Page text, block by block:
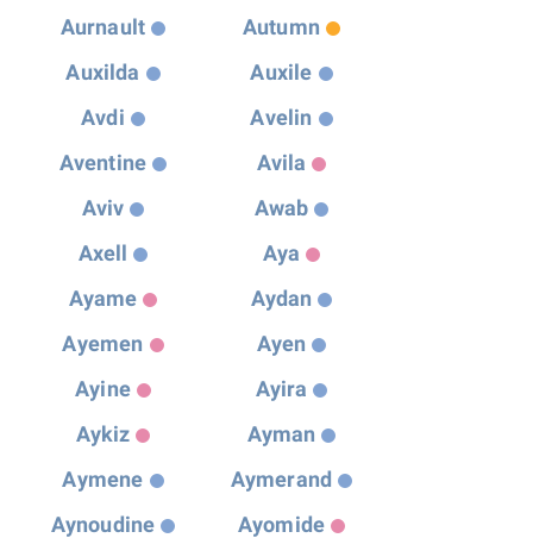
Aurnault
Autumn
Auxilda
Auxile
Avdi
Avelin
Aventine
Avila
Aviv
Awab
Axell
Aya
Ayame
Aydan
Ayemen
Ayen
Ayine
Ayira
Aykiz
Ayman
Aymene
Aymerand
Aynoudine
Ayomide